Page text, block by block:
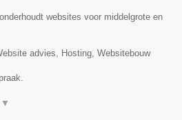
websites voor middelgrote en
advies, Hosting, Websitebouw
▼